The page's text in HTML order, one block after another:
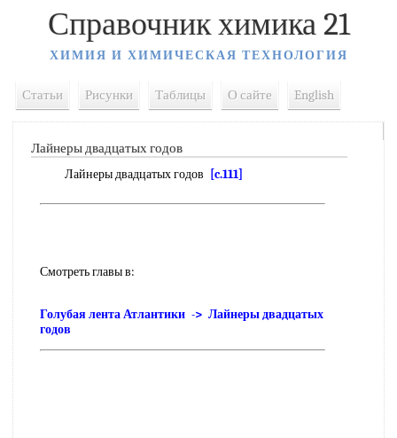
Справочник химика 21
ХИМИЯ И ХИМИЧЕСКАЯ ТЕХНОЛОГИЯ
Статьи Рисунки Таблицы О сайте English
Лайнеры двадцатых годов
Лайнеры двадцатых годов [c.111]
Смотреть главы в:
Голубая лента Атлантики -> Лайнеры двадцатых
годов